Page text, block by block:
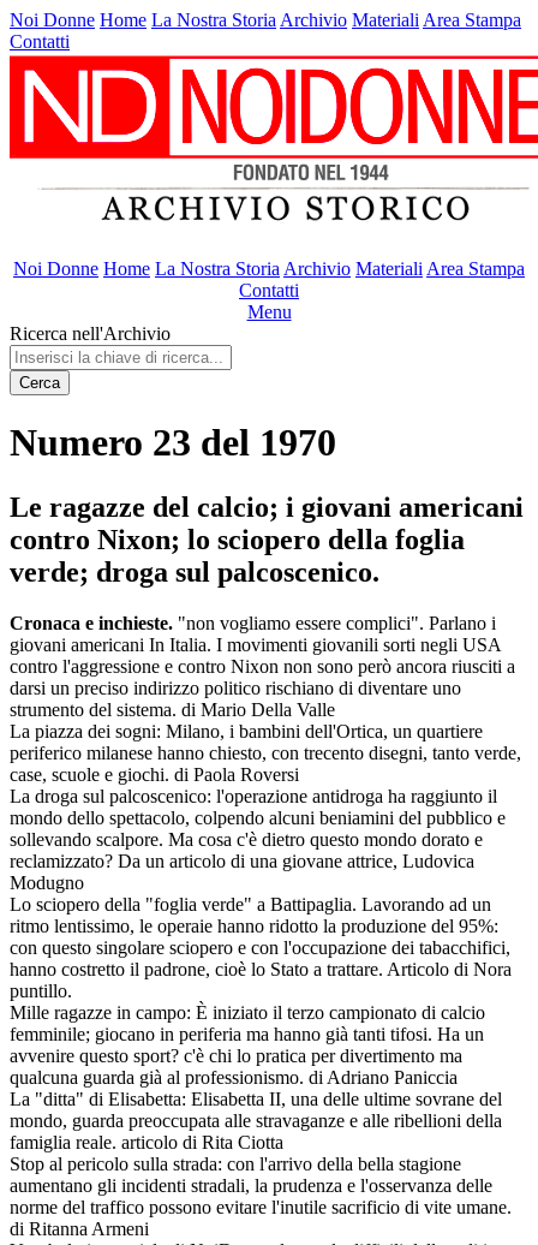
Noi Donne Home La Nostra Storia Archivio Materiali Area Stampa
Contatti
Noi Donne Home La Nostra Storia Archivio Materiali Area Stampa
Contatti
Menu
Ricerca nell'Archivio
Cerca
Numero 23 del 1970
Le ragazze del calcio; i giovani americani
contro Nixon; lo sciopero della foglia
verde; droga sul palcoscenico.
Cronaca e inchieste. "non vogliamo essere complici". Parlano i
giovani americani In Italia. I movimenti giovanili sorti negli USA
contro l'aggressione e contro Nixon non sono però ancora riusciti a
darsi un preciso indirizzo politico rischiano di diventare uno
strumento del sistema. di Mario Della Valle
La piazza dei sogni: Milano, i bambini dell'Ortica, un quartiere
periferico milanese hanno chiesto, con trecento disegni, tanto verde,
case, scuole e giochi. di Paola Roversi
La droga sul palcoscenico: l'operazione antidroga ha raggiunto il
mondo dello spettacolo, colpendo alcuni beniamini del pubblico e
sollevando scalpore. Ma cosa c'è dietro questo mondo dorato e
reclamizzato? Da un articolo di una giovane attrice, Ludovica
Modugno
Lo sciopero della "foglia verde" a Battipaglia. Lavorando ad un
ritmo lentissimo, le operaie hanno ridotto la produzione del 95%:
con questo singolare sciopero e con l'occupazione dei tabacchifici,
hanno costretto il padrone, cioè lo Stato a trattare. Articolo di Nora
puntillo.
Mille ragazze in campo: È iniziato il terzo campionato di calcio
femminile; giocano in periferia ma hanno già tanti tifosi. Ha un
avvenire questo sport? c'è chi lo pratica per divertimento ma
qualcuna guarda già al professionismo. di Adriano Paniccia
La "ditta" di Elisabetta: Elisabetta II, una delle ultime sovrane del
mondo, guarda preoccupata alle stravaganze e alle ribellioni della
famiglia reale. articolo di Rita Ciotta
Stop al pericolo sulla strada: con l'arrivo della bella stagione
aumentano gli incidenti stradali, la prudenza e l'osservanza delle
norme del traffico possono evitare l'inutile sacrificio di vite umane.
di Ritanna Armeni